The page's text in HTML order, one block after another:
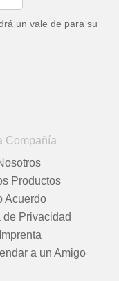
un vale de para su
Compañía
Productos
Acuerdo
de Privacidad
a un Amigo